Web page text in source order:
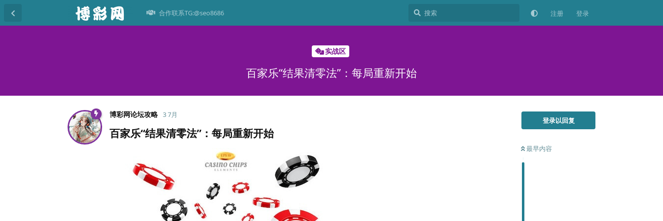
合作联系TG:@seo8686 注册 登录
实战区
百家乐“结果清零法”：每局重新开始
登录以回复
最早内容
博彩网论坛攻略 3 7月
百家乐“结果清零法”：每局重新开始